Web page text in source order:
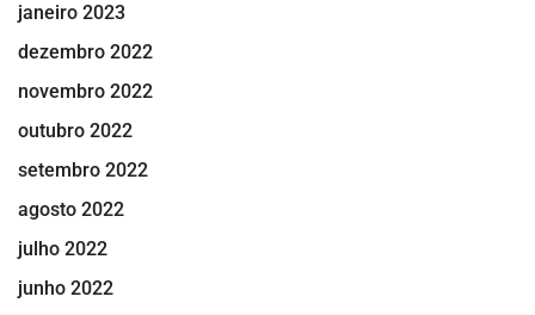
janeiro 2023
dezembro 2022
novembro 2022
outubro 2022
setembro 2022
agosto 2022
julho 2022
junho 2022